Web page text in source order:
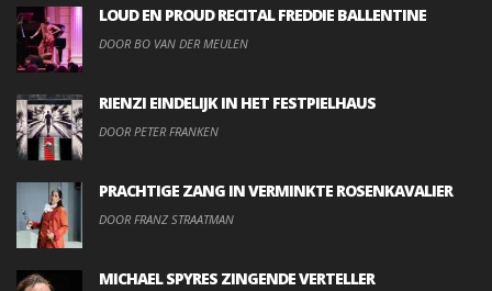
LOUD EN PROUD RECITAL FREDDIE BALLENTINE
DOOR BO VAN DER MEULEN
RIENZI EINDELIJK IN HET FESTPIELHAUS
DOOR PETER FRANKEN
PRACHTIGE ZANG IN VERMINKTE ROSENKAVALIER
DOOR FRANZ STRAATMAN
MICHAEL SPYRES ZINGENDE VERTELLER